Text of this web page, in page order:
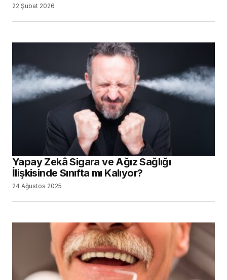
22 Şubat 2026
Yapay Zekâ Sigara ve Ağız Sağlığı
İlişkisinde Sınıfta mı Kalıyor?
24 Ağustos 2025